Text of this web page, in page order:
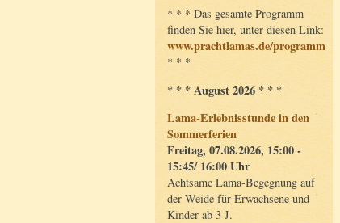
* * * Das gesamte Programm
finden Sie hier, unter diesen Link:
www.prachtlamas.de/programm
* * *
* * * August 2026 * * *
Lama-Erlebnisstunde in den
Sommerferien
Freitag, 07.08.2026, 15:00 -
15:45/ 16:00 Uhr
Achtsame Lama-Begegnung auf
der Weide für Erwachsene und
Kinder ab 3 J.